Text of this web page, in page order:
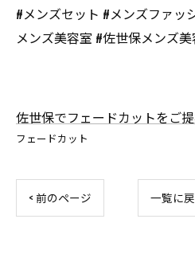
#メンズセット #メンズファッ
メンズ美容室 #佐世保メンズ美
佐世保でフェードカットをご
フェードカット
< 前のページ 一覧に